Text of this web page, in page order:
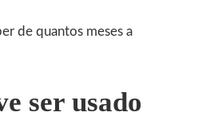
de quantos meses a
ser usado